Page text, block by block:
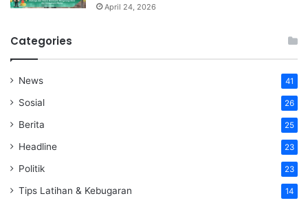
April 24, 2026
Categories
News 41
Sosial 26
Berita 25
Headline 23
Politik 23
Tips Latihan & Kebugaran 14